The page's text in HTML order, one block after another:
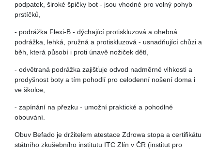
podpatek, široké špičky bot - jsou vhodné pro volný pohyb
prstíčků,
- podrážka Flexi-B - dýchající protiskluzová a ohebná
podrážka, lehká, pružná a protiskluzová - usnadňující chůzi a
běh, která působí i proti únavě nožiček dětí,
- odvětraná podrážka zajišťuje odvod nadměrné vlhkosti a
prodyšnost boty a tím pohodlí pro celodenní nošení doma i
ve školce,
- zapínání na přezku - umožní praktické a pohodlné
obouvání.
Obuv Befado je držitelem atestace Zdrowa stopa a certifikátu
státního zkušebního institutu ITC Zlín v ČR (institut pro